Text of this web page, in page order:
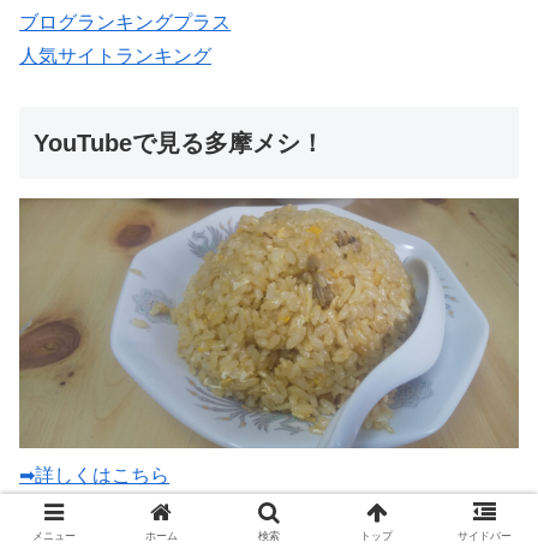
ブログランキングプラス
人気サイトランキング
YouTubeで見る多摩メシ！
➡詳しくはこちら
よかったらチャンネル登録お願いします。
メニュー ホーム 検索 トップ サイドバー